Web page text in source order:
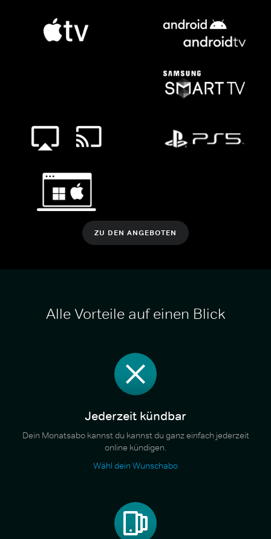
ZU DEN ANGEBOTEN
Alle Vorteile auf einen Blick
Jederzeit kündbar
Dein Monatsabo kannst du kannst du ganz einfach jederzeit
online kündigen.
Wähl dein Wunschabo